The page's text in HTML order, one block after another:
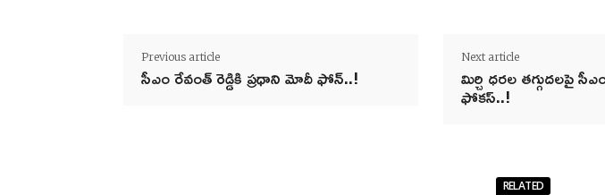
Previous article
సీఎం రేవంత్ రెడ్డికి ప్రధాని మోదీ ఫోన్..!
Next article
మిర్చి ధరల తగ్గుదలపై
ఫోకస్..!
RELATED